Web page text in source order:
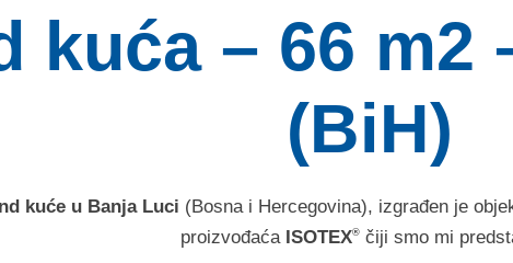
kuća – 66 m2
(BiH)
kuće u Banja Luci (Bosna i Hercegovina), izgrađen je
proizvođaća ISOTEX®čiji smo mi